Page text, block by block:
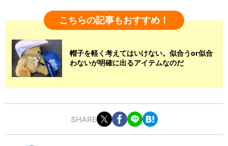
こちらの記事もおすすめ！
帽子を軽く考えてはいけない。似合うor似合
わないが明確に出るアイテムなのだ
SHARE